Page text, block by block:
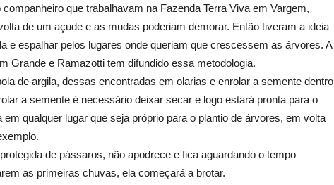
que trabalhavam na Fazenda Terra Viva em Vargem,
de um açude e as mudas poderiam demorar. Então tiveram a ideia
e espalhar pelos lugares onde queriam que crescessem as árvores. A
Grande e Ramazotti tem difundido essa metodologia.
de argila, dessas encontradas em olarias e enrolar a semente dentro
a semente é necessário deixar secar e logo estará pronta para o
em qualquer lugar que seja próprio para o plantio de árvores, em volta
de pássaros, não apodrece e fica aguardando o tempo
as primeiras chuvas, ela começará a brotar.